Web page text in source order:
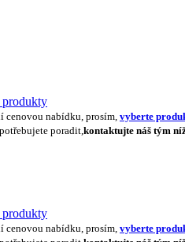
produkty
nabídku, prosím, vyberte
poradit,kontaktujte náš tým
produkty
nabídku, prosím, vyberte